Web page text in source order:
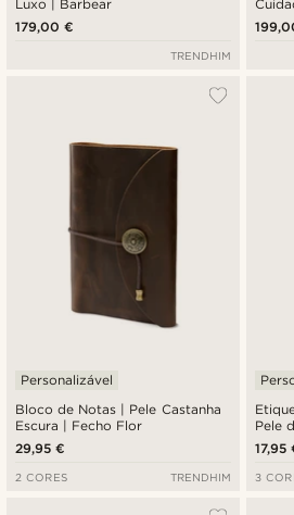
Luxo | Barbear
179,00 €
TRENDHIM
Bloco de Notas | Pele Castanha
Escura | Fecho Flor
Personalizável
29,95 €
2 CORES TRENDHIM
Pele
17,95
3